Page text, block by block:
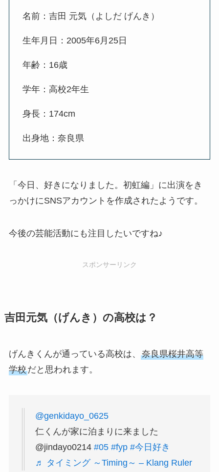
名前：吉田 元気（よしだ げんき）
生年月日：2005年6月25日
年齢：16歳
学年：高校2年生
身長：174cm
出身地：奈良県
「今日、好きになりました。初虹編」に出演をき
っかけにSNSアカウントを作成されたようです。
今後の芸能活動にも注目したいですね♪
スポンサーリンク
吉田元気（げんき）の高校は？
げんきくんが通っている高校は、 奈良県桜井高等
学校だと思われます。
@genkidayo_0625
仁くんが家に泊まりに来ました
@jindayo0214 #05 #fyp #今日好き
♬ タイミング ～Timing～ – Klang Ruler